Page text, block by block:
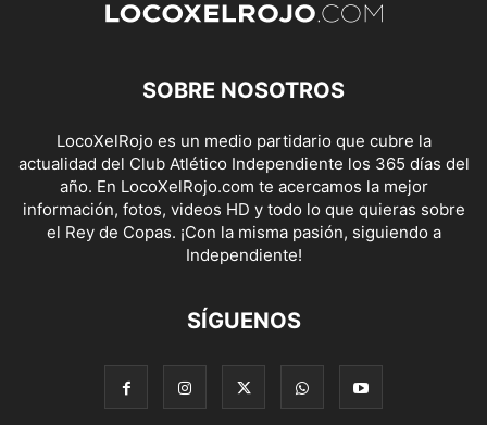
SOBRE NOSOTROS
LocoXelRojo es un medio partidario que cubre la
actualidad del Club Atlético Independiente los 365 días del
año. En LocoXelRojo.com te acercamos la mejor
información, fotos, videos HD y todo lo que quieras sobre
el Rey de Copas. ¡Con la misma pasión, siguiendo a
Independiente!
SÍGUENOS